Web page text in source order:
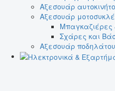
Αξεσουάρ
Αξεσουάρ
Μπαγκαζιέρες
Σχάρες και
Αξεσουάρ ποδηλάτου